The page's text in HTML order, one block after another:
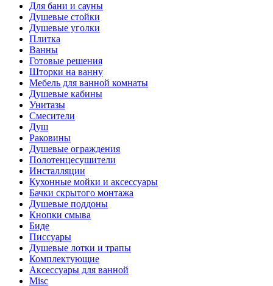
Для бани и сауны
Душевые стойки
Душевые уголки
Плитка
Ванны
Готовые решения
Шторки на ванну
Мебель для ванной комнаты
Душевые кабины
Унитазы
Смесители
Душ
Раковины
Душевые ограждения
Полотенцесушители
Инсталляции
Кухонные мойки и аксессуары
Бачки скрытого монтажа
Душевые поддоны
Кнопки смыва
Биде
Писсуары
Душевые лотки и трапы
Комплектующие
Аксессуары для ванной
Misc